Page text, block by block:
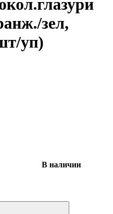
зел,
уп)
В наличии